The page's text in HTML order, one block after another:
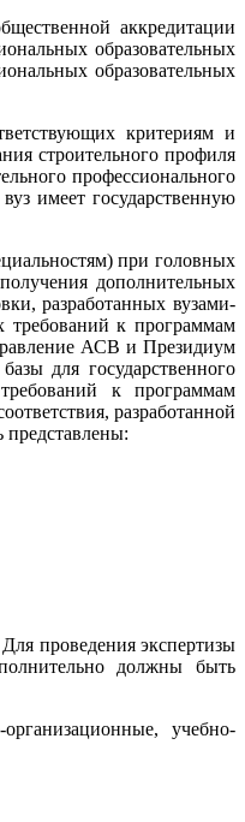
аккредитации
образовательных
образовательных
критериям и
строительного профиля
профессионального
имеет государственную
при головных
дополнительных
разработанных вузами-
требований к программам
АСВ и Президиум
для государственного
к программам
разработанной
проведения экспертизы
должны быть
учебно-